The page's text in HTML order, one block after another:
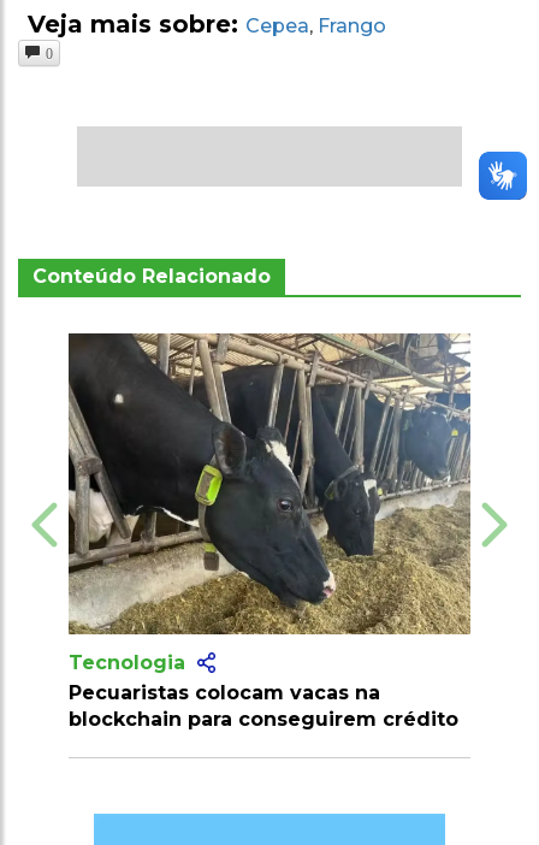
Veja mais sobre: Cepea, Frango
0
Conteúdo Relacionado
na
crédito
Tecnologia
Produtores recebem mais de 10
milhões de doses de vacinas